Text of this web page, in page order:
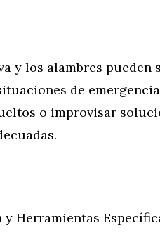
y los alambres
de
o improvisar
Herramientas